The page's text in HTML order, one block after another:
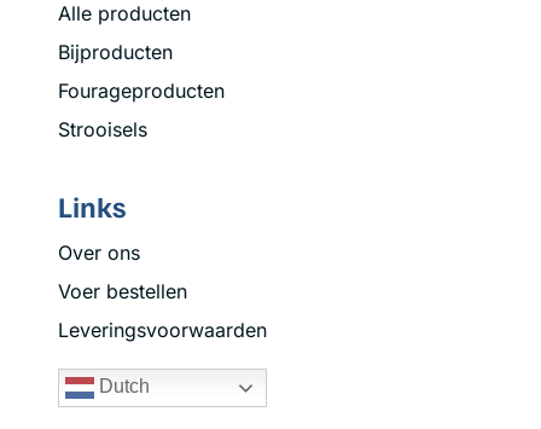
Alle producten
Bijproducten
Fourageproducten
Strooisels
Links
Over ons
Voer bestellen
Leveringsvoorwaarden
Dutch